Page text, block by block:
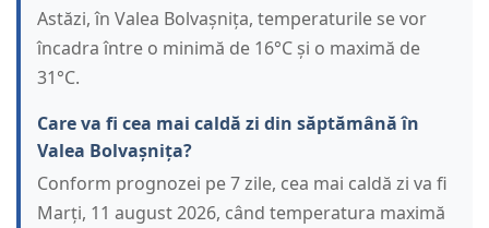
Astăzi, în Valea Bolvașnița, temperaturile se vor
încadra între o minimă de 16°C și o maximă de
31°C.
Care va fi cea mai caldă zi din săptămână în
Valea Bolvașnița?
Conform prognozei pe 7 zile, cea mai caldă zi va fi
Marți, 11 august 2026, când temperatura maximă